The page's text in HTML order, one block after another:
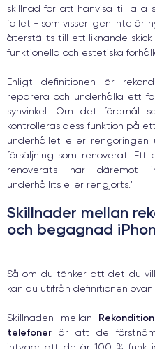
skillnad för att hänvisa till alla
fallet - som visserligen inte är
återställts till ett liknande
funktionella och estetiska
Enligt definitionen är
reparera och underhålla ett
synvinkel. Om det föremål
kontrolleras dess funktion på
underhållet eller rengöringen
försäljning som renoverat.
renoverats har däremot
underhållits eller rengjorts."
Skillnader mellan
och begagnad
Så om du tänker att det du
kan du utifrån definitionen
Skillnaden mellan
telefoner är att de
intygar att de är 100 %